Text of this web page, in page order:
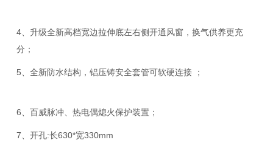
4、升级全新高档宽边拉伸底左右侧开通风窗，换气供养更充
分；
5、全新防水结构，铝压铸安全套管可软硬连接 ；
6、百威脉冲、热电偶熄火保护装置；
7、开孔:长630*宽330mm